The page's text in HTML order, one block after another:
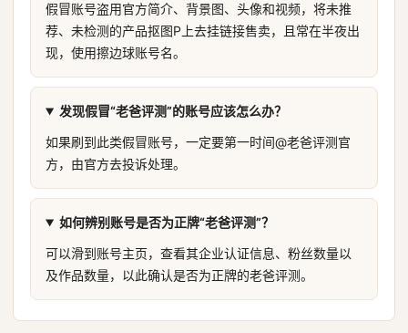
假冒账号盗用官方简介、背景图、头像和视频，将未推
荐、未检测的产品抠图P上去挂链接售卖，且常在半夜出
现，使用擦边球账号名。
发现假冒“老爸评测”的账号应该怎么办？
如果刷到此类假冒账号，一定要第一时间@老爸评测官
方，由官方去投诉处理。
如何辨别账号是否为正牌“老爸评测”？
可以滑到账号主页，查看其企业认证信息、粉丝数量以
及作品数量，以此确认是否为正牌的老爸评测。